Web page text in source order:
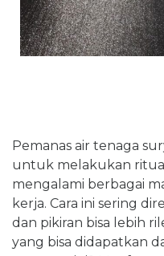
Pemanas air tenaga
untuk melakukan
mengalami berbagai
kerja. Cara ini sering
dan pikiran bisa lebih
yang bisa didapatkan